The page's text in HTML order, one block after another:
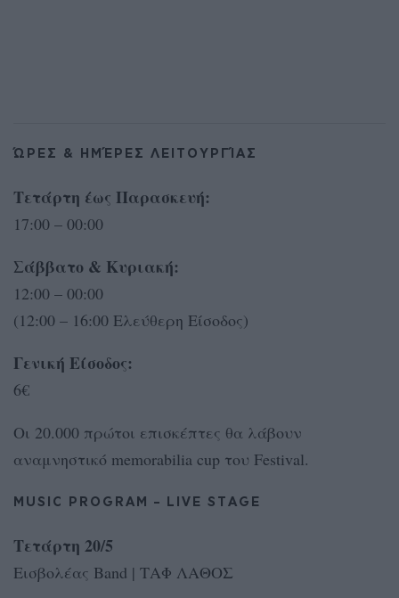
ΏΡΕΣ & ΗΜΈΡΕΣ ΛΕΙΤΟΥΡΓΊΑΣ
Τετάρτη έως Παρασκευή:
17:00 – 00:00
Σάββατο & Κυριακή:
12:00 – 00:00
(12:00 – 16:00 Ελεύθερη Είσοδος)
Γενική Είσοδος:
6€
Οι 20.000 πρώτοι επισκέπτες θα λάβουν
αναμνηστικό memorabilia cup του Festival.
MUSIC PROGRAM – LIVE STAGE
Τετάρτη 20/5
Εισβολέας Band | ΤΑΦ ΛΑΘΟΣ